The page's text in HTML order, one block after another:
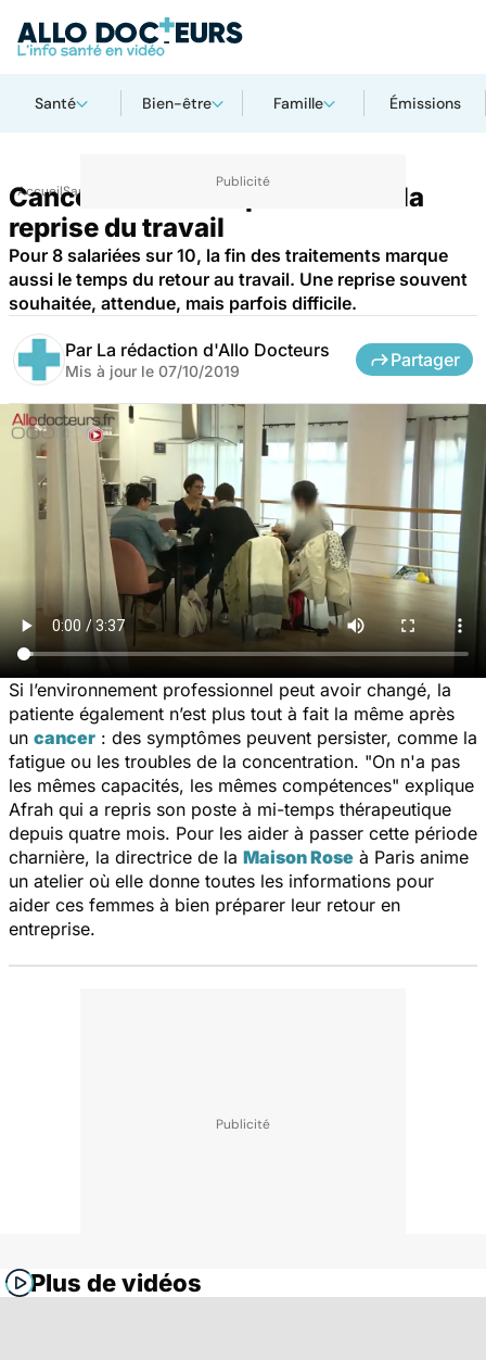
Santé Bien-être Famille Émissions
AccueilSanté
Cancer : un atelier pour aider à la
reprise du travail
Pour 8 salariées sur 10, la fin des traitements marque
aussi le temps du retour au travail. Une reprise souvent
souhaitée, attendue, mais parfois difficile.
Par La rédaction d'Allo Docteurs
Mis à jour le 07/10/2019
Partager
Si l’environnement professionnel peut avoir changé, la
patiente également n’est plus tout à fait la même après
un cancer : des symptômes peuvent persister, comme la
fatigue ou les troubles de la concentration. "On n'a pas
les mêmes capacités, les mêmes compétences" explique
Afrah qui a repris son poste à mi-temps thérapeutique
depuis quatre mois. Pour les aider à passer cette période
charnière, la directrice de la Maison Rose à Paris anime
un atelier où elle donne toutes les informations pour
aider ces femmes à bien préparer leur retour en
entreprise.
Plus de vidéos